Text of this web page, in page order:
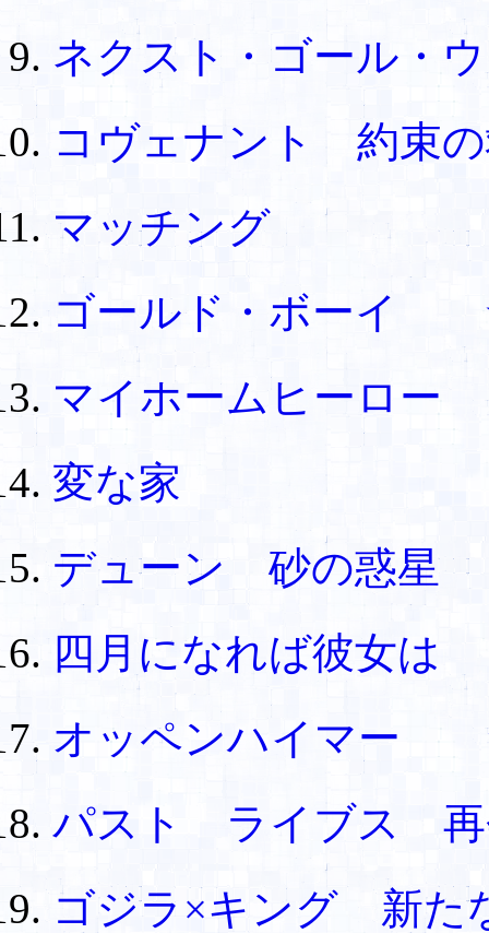
ネクスト・ゴール・
コヴェナント 約
マッチング
ゴールド・ボー
マイホームヒーロー
変な家
デューン 砂の惑
四月になれば彼女は
オッペンハイマ
パスト ライブス 再
ゴジラ×キング 新た